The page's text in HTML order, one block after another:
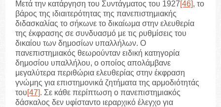
Μετά την κατάργηση του Συντάγματος του 1927[46], το
βάρος της ιδιαιτερότητας της πανεπιστημιακής
διδασκαλίας το σήκωνε το δικαίωμα στην ελευθερία
της έκφρασης σε συνδυασμό με τις ρυθμίσεις του
δικαίου των δημοσίων υπαλλήλων. Ο
πανεπιστημιακός θεωρούνταν ειδική κατηγορία
δημοσίου υπαλλήλου, ο οποίος απολάμβανε
μεγαλύτερα περιθώρια ελευθερίας στην έκφραση
γνώμης για επιστημονικά ζητήματα της αρμοδιότητάς
του[47]. Σε κάθε περίπτωση ο πανεπιστημιακός
δάσκαλος δεν υφίσταντο ιεραρχικό έλεγχο για